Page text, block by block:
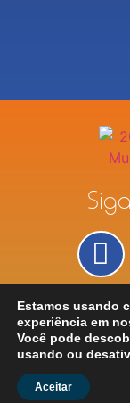
Todos os direitos
Estamos usando
experiência em
Você pode
usando ou
Aceitar